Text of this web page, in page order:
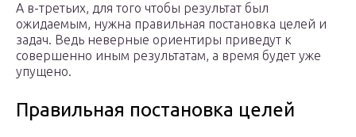
А в-третьих, для того чтобы результат был
ожидаемым, нужна правильная постановка целей и
задач. Ведь неверные ориентиры приведут к
совершенно иным результатам, а время будет уже
упущено.
Правильная постановка целей